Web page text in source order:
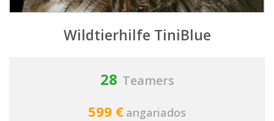
Wildtierhilfe TiniBlue
28 Teamers
599 € angariados